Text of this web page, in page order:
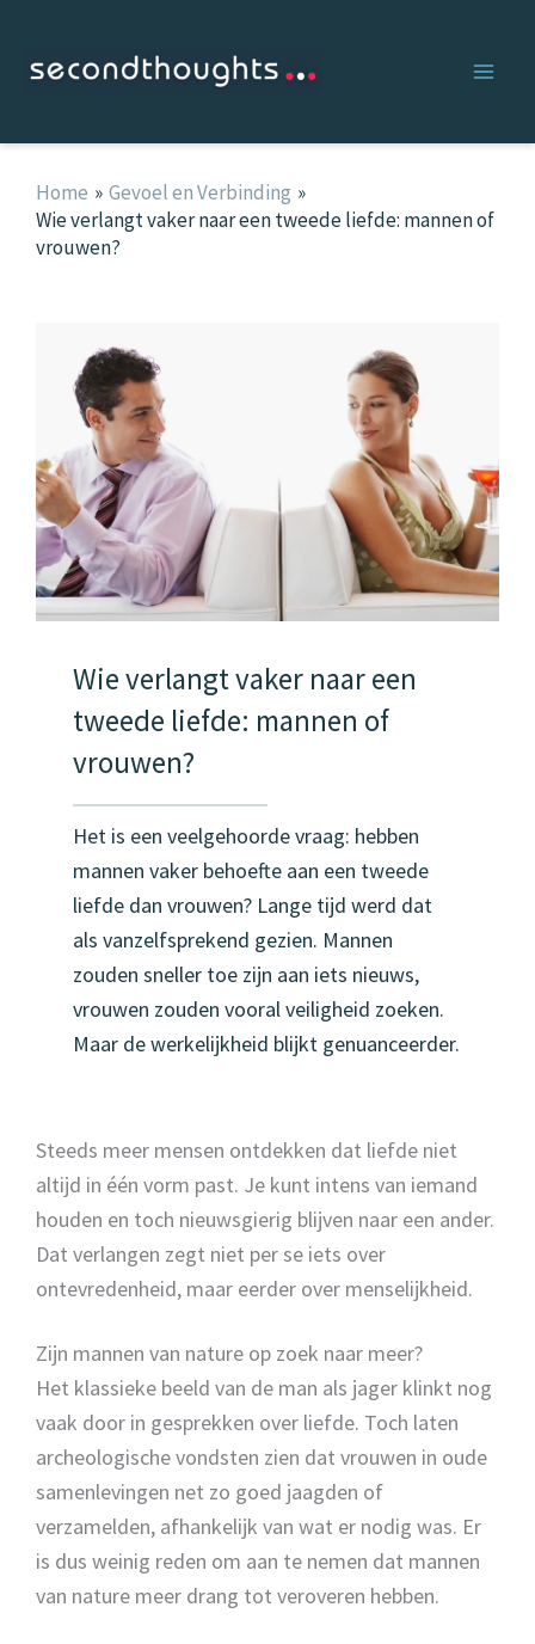
Home
Gevoel en Verbinding
Wie verlangt vaker naar een tweede liefde: mannen of
vrouwen?
Wie verlangt vaker naar een
tweede liefde: mannen of
vrouwen?
Het is een veelgehoorde vraag: hebben
mannen vaker behoefte aan een tweede
liefde dan vrouwen? Lange tijd werd dat
als vanzelfsprekend gezien. Mannen
zouden sneller toe zijn aan iets nieuws,
vrouwen zouden vooral veiligheid zoeken.
Maar de werkelijkheid blijkt genuanceerder.
Steeds meer mensen ontdekken dat liefde niet
altijd in één vorm past. Je kunt intens van iemand
houden en toch nieuwsgierig blijven naar een ander.
Dat verlangen zegt niet per se iets over
ontevredenheid, maar eerder over menselijkheid.
Zijn mannen van nature op zoek naar meer?
Het klassieke beeld van de man als jager klinkt nog
vaak door in gesprekken over liefde. Toch laten
archeologische vondsten zien dat vrouwen in oude
samenlevingen net zo goed jaagden of
verzamelden, afhankelijk van wat er nodig was. Er
is dus weinig reden om aan te nemen dat mannen
van nature meer drang tot veroveren hebben.